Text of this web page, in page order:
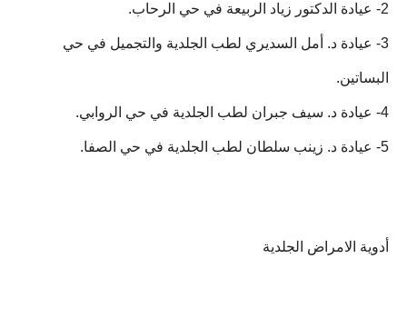
2- عيادة الدكتور زياد الربيعة في حي الرحاب.
3- عيادة د. أمل السديري لطب الجلدية والتجميل في حي
البساتين.
4- عيادة د. سيف جبران لطب الجلدية في حي الروابي.
5- عيادة د. زينب سلطان لطب الجلدية في حي الصفا.
أدوية الامراض الجلدية